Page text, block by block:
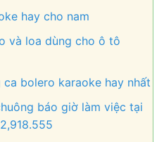
hay cho nam
và loa dùng cho ô tô
bolero karaoke hay nhất
báo giờ làm việc tại